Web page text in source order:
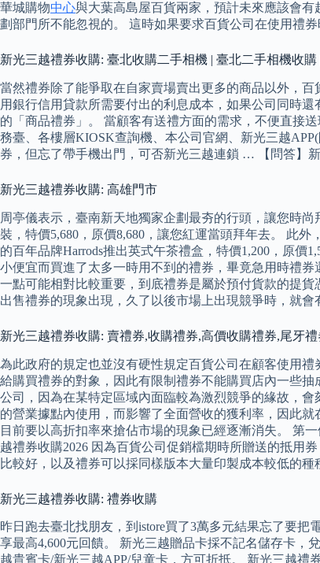
華城購物中心與大葉高島屋百貨兩家，預計未來應該會
劃部門所不能忽視的。 這時如果要求百貨公司在使用禮
新光三越禮券收購: 臺北收購二手相機 | 臺北二手相機收
當然禮券除了能爭取在自家賣場賣出更多的商品以外，
用銀行信用貸款所需要付出的利息成本，如果公司同時
的「商品禮券」。 當顧客有送禮方面的需求，不便直接
務臺、各樓層KIOSK查詢機、本公司官網、新光三越
券，但忘了帶手機出門，可否新光三越連鎖 … 【問答】
新光三越禮券收購: 高雄門市
周亭儀表示，臺南新天地獨家企劃最夯的行頭，讓您時
裝，特價5,680，原價8,680，讓您紅運當頭拜年去。 此
的百年品牌Harrods推出英式午茶禮盒，特價1,200，原
小便宜而買進了太多一時用不到的禮券，畢竟急用時禮
一點可能相對比較重要，到底禮券是屬於預付貨款的提
出售禮券的現象出現，久了以後市場上出現競爭時，就
新光三越禮券收購: 賣禮券,收購禮券,高價收購禮券,尾牙
為此政府的規定也並沒有硬性規定百貨公司在顧客使用
給購買禮券的對象，因此有限制禮券不能購買店內一些
公司，因為在某特定區域內面臨較為激烈競爭的緣故，
的營業據點內使用，而影響了全面營收的獲利率，因此
目前要以高折扣率來搶佔市場的現象已經逐漸消失。 第
越禮券收購2026 因為百貨公司促銷檔期時所贈送的抵用
比較好，以及禮券可以採同樣版本大量印製成本較低的
新光三越禮券收購: 禮券收購
昨日跑去臺北找朋友，到istore買了3萬多元結果忘了要
享最高4,600元回饋。 新光三越贈品卡採不記名儲存卡，
越貴賓卡/新光三越APP/兒童卡，方可折抵。 新光三越